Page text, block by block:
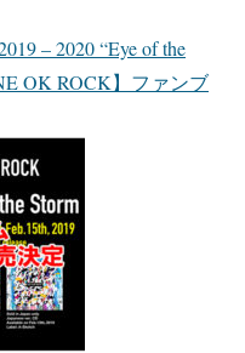
– 2020 “Eye of the
OK ROCK】ファンブ